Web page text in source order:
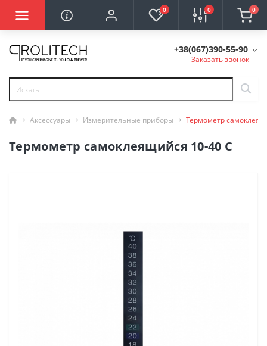
0 0 0
+38(067)390-55-90
Заказать звонок
Аксессуары Измерительные приборы Термометр
Термометр самоклеящийся 10-40 С